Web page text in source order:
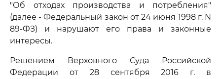
"Об отходах производства и потребления"
(далее - Федеральный закон от 24 июня 1998 г. N
89-ФЗ) и нарушают его права и законные
интересы.
Решением Верховного Суда Российской
Федерации от 28 сентября 2016 г. в